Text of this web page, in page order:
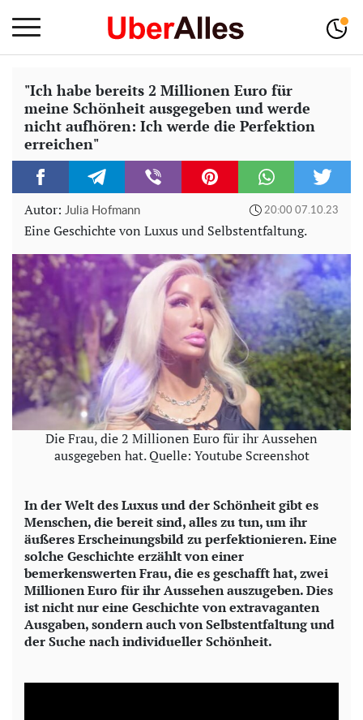
"Ich habe bereits 2 Millionen Euro für
meine Schönheit ausgegeben und werde
nicht aufhören: Ich werde die Perfektion
erreichen"
Autor: Julia Hofmann 20:00 07.10.23
Eine Geschichte von Luxus und Selbstentfaltung.
Die Frau, die 2 Millionen Euro für ihr Aussehen
ausgegeben hat. Quelle: Youtube Screenshot
In der Welt des Luxus und der Schönheit gibt es
Menschen, die bereit sind, alles zu tun, um ihr
äußeres Erscheinungsbild zu perfektionieren. Eine
solche Geschichte erzählt von einer
bemerkenswerten Frau, die es geschafft hat, zwei
Millionen Euro für ihr Aussehen auszugeben. Dies
ist nicht nur eine Geschichte von extravaganten
Ausgaben, sondern auch von Selbstentfaltung und
der Suche nach individueller Schönheit.